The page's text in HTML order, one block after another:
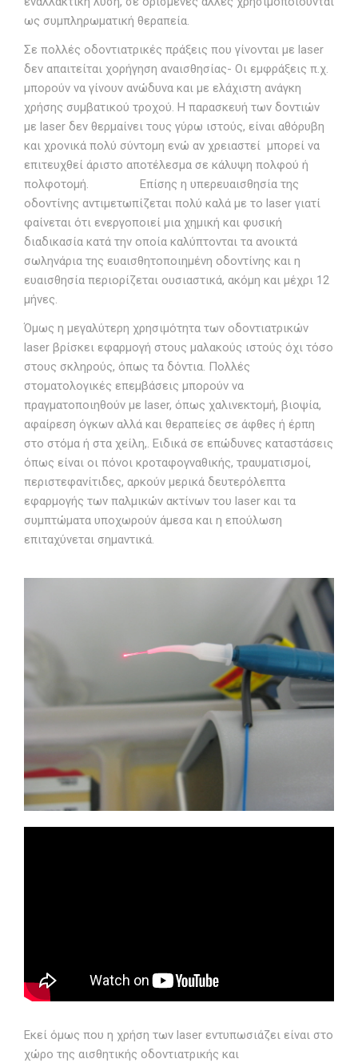
ως συμπληρωματική θεραπεία.
Σε πολλές οδοντιατρικές πράξεις που γίνονται με laser
δεν απαιτείται χορήγηση αναισθησίας- Οι εμφράξεις π.χ.
μπορούν να γίνουν ανώδυνα και με ελάχιστη ανάγκη
χρήσης συμβατικού τροχού. H παρασκευή των δοντιών
με laser δεν θερμαίνει τους γύρω ιστούς, είναι αθόρυβη
και χρονικά πολύ σύντομη ενώ αν χρειαστεί μπορεί να
επιτευχθεί άριστο αποτέλεσμα σε κάλυψη πολφού ή
πολφοτομή. Επίσης η υπερευαισθησία της
οδοντίνης αντιμετωπίζεται πολύ καλά με το laser γιατί
φαίνεται ότι ενεργοποιεί μια χημική και φυσική
διαδικασία κατά την οποία καλύπτονται τα ανοικτά
σωληνάρια της ευαισθητοποιημένη οδοντίνης και η
ευαισθησία περιορίζεται ουσιαστικά, ακόμη και μέχρι 12
μήνες.
Όμως η μεγαλύτερη χρησιμότητα των οδοντιατρικών
laser βρίσκει εφαρμογή στους μαλακούς ιστούς όχι τόσο
στους σκληρούς, όπως τα δόντια. Πολλές
στοματολογικές επεμβάσεις μπορούν να
πραγματοποιηθούν με laser, όπως χαλινεκτομή, βιοψία,
αφαίρεση όγκων αλλά και θεραπείες σε άφθες ή έρπη
στο στόμα ή στα χείλη,. Ειδικά σε επώδυνες καταστάσεις
όπως είναι οι πόνοι κροταφογναθικής, τραυματισμοί,
περιστεφανίτιδες, αρκούν μερικά δευτερόλεπτα
εφαρμογής των παλμικών ακτίνων του laser και τα
συμπτώματα υποχωρούν άμεσα και η επούλωση
επιταχύνεται σημαντικά.
Εκεί όμως που η χρήση των laser εντυπωσιάζει είναι στο
χώρο της αισθητικής οδοντιατρικής και